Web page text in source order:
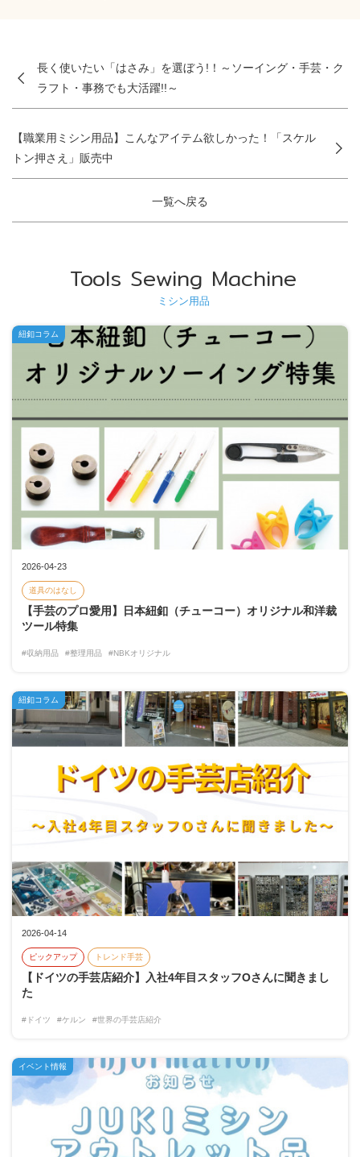
長く使いたい「はさみ」を選ぼう!！～ソーイング・手芸・ク
ラフト・事務でも大活躍!!～
一覧へ戻る
【職業用ミシン用品】こんなアイテム欲しかった！「スケル
トン押さえ」販売中
Tools Sewing Machine
ミシン用品
2026-04-23
道具のはなし
【手芸のプロ愛用】日本紐釦（チューコー）オリジナル和洋裁
ツール特集
#収納用品 #整理用品 #NBKオリジナル
紐釦コラム
2026-04-14
ピックアップ トレンド手芸
【ドイツの手芸店紹介】入社4年目スタッフOさんに聞きまし
た
#ドイツ #ケルン #世界の手芸店紹介
紐釦コラム
イベント情報